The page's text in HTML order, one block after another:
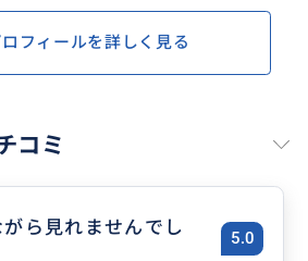
フィールを詳しく見る
コミ
ら見れませんでし
5.0